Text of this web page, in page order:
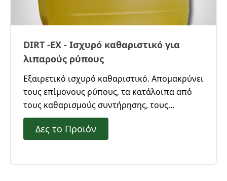
DIRT -EX - Ισχυρό καθαριστικό για
λιπαρούς ρύπους
Εξαιρετικό ισχυρό καθαριστικό. Απομακρύνει
τους επίμονους ρύπους, τα κατάλοιπα από
τους καθαρισμούς συντήρησης, τους
λιπαρούς ρύπους και τα λάδια. Κατάλληλο
για χώρους παραγωγής και αποθηκευτικούς
Δες το Προϊόν